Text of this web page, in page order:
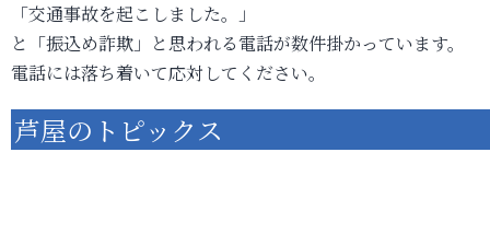
「交通事故を起こしました。」
と「振込め詐欺」と思われる電話が数件掛かっています。
電話には落ち着いて応対してください。
芦屋のトピックス